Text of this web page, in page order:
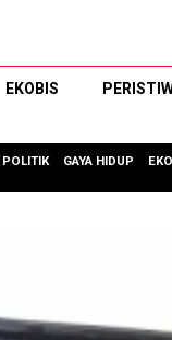
EKOBIS
POLITIK GAYA HIDUP